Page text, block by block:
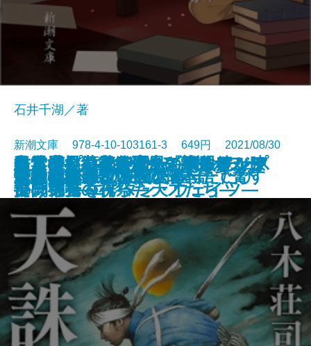
鳥と雲と薬草袋／風と双眼鏡、膝
掛け毛布
ミッキーマウスの憂鬱ふたたび
せき越えぬ
スリープウォーカー―マンチェス
ター市警 エイダン・ウェイツ―
センス・オブ・ワンダー
龍ノ国幻想1 神欺く皇子
久遠の檻―天久鷹央の事件カルテ
―
君と漕ぐ4―ながとろ高校カヌー
部の栄光―
変見自在 習近平は日本語で脅す
文豪たちの友情
石井千湖／著
新潮文庫 978-4-10-103161-3 649円 2021/08/30
文庫電子書籍あり
天誅の剣
経営者―日本経済生き残りをかけ
た闘い―
エリザベスの友達
仇討検校
出雲世界紀行―生きているアジ
ア、神々の祝祭―
最後の読書
トリニティ
密約の核弾頭〔上〕
密約の核弾頭〔下〕
数学者たちの楽園―「ザ・シンプ
ソンズ」を作った天才たち―